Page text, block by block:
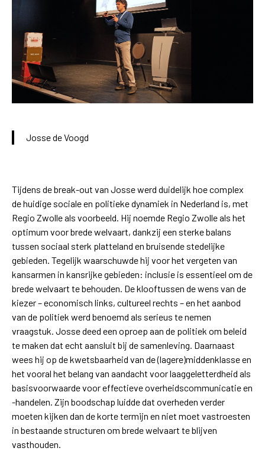
Josse de Voogd
Tijdens de break-out van Josse werd duidelijk hoe complex
de huidige sociale en politieke dynamiek in Nederland is, met
Regio Zwolle als voorbeeld. Hij noemde Regio Zwolle als het
optimum voor brede welvaart, dankzij een sterke balans
tussen sociaal sterk platteland en bruisende stedelijke
gebieden. Tegelijk waarschuwde hij voor het vergeten van
kansarmen in kansrijke gebieden: inclusie is essentieel om de
brede welvaart te behouden. De klooftussen de wens van de
kiezer – economisch links, cultureel rechts – en het aanbod
van de politiek werd benoemd als serieus te nemen
vraagstuk. Josse deed een oproep aan de politiek om beleid
te maken dat echt aansluit bij de samenleving. Daarnaast
wees hij op de kwetsbaarheid van de (lagere)middenklasse en
het vooral het belang van aandacht voor laaggeletterdheid als
basisvoorwaarde voor effectieve overheidscommunicatie en
-handelen. Zijn boodschap luidde dat overheden verder
moeten kijken dan de korte termijn en niet moet vastroesten
in bestaande structuren om brede welvaart te blijven
vasthouden.